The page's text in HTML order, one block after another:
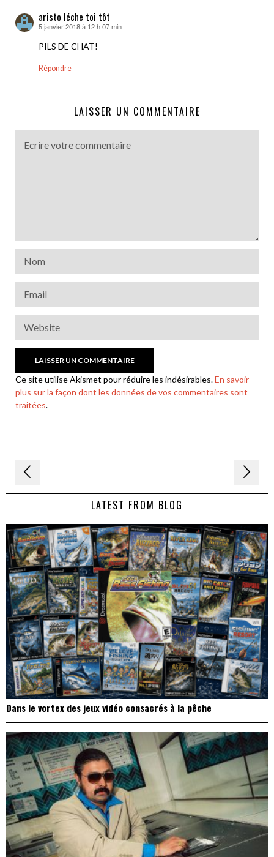
aristo léche toi tôt
dit :
5 janvier 2018 à 12 h 07 min
PILS DE CHAT!
Répondre
LAISSER UN COMMENTAIRE
Ce site utilise Akismet pour réduire les indésirables.En savoir
plus sur la façon dont les données de vos commentaires sont
traitées.
Navigation
de LATEST FROM BLOG
Dans le vortex des jeux vidéo consacrés à la pêche